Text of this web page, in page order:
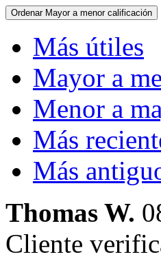
Ordenar Mayor a menor calificación
Más útiles
Mayor a
Menor a
Más
Más
Thomas W.
Cliente